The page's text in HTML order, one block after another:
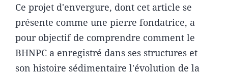
Ce projet d'envergure, dont cet article se
présente comme une pierre fondatrice, a
pour objectif de comprendre comment le
BHNPC a enregistré dans ses structures et
son histoire sédimentaire l'évolution de la